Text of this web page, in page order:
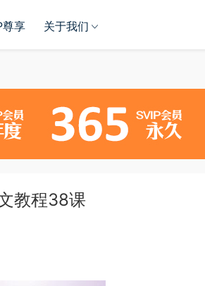
尊享 关于我们
教程38课